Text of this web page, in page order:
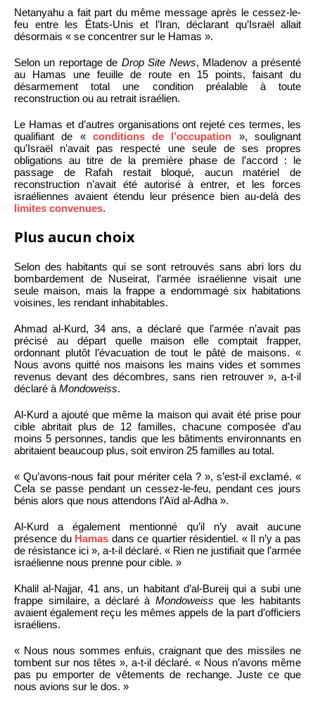
Netanyahu a fait part du même message après le cessez-le-
feu entre les États-Unis et l’Iran, déclarant qu’Israël allait
désormais « se concentrer sur le Hamas ».
Selon un reportage de Drop Site News, Mladenov a présenté
au Hamas une feuille de route en 15 points, faisant du
désarmement total une condition préalable à toute
reconstruction ou au retrait israélien.
Le Hamas et d’autres organisations ont rejeté ces termes, les
qualifiant de « conditions de l’occupation », soulignant
qu’Israël n’avait pas respecté une seule de ses propres
obligations au titre de la première phase de l’accord : le
passage de Rafah restait bloqué, aucun matériel de
reconstruction n’avait été autorisé à entrer, et les forces
israéliennes avaient étendu leur présence bien au-delà des
limites convenues.
Plus aucun choix
Selon des habitants qui se sont retrouvés sans abri lors du
bombardement de Nuseirat, l’armée israélienne visait une
seule maison, mais la frappe a endommagé six habitations
voisines, les rendant inhabitables.
Ahmad al-Kurd, 34 ans, a déclaré que l’armée n’avait pas
précisé au départ quelle maison elle comptait frapper,
ordonnant plutôt l’évacuation de tout le pâté de maisons. «
Nous avons quitté nos maisons les mains vides et sommes
revenus devant des décombres, sans rien retrouver », a-t-il
déclaré à Mondoweiss.
Al-Kurd a ajouté que même la maison qui avait été prise pour
cible abritait plus de 12 familles, chacune composée d’au
moins 5 personnes, tandis que les bâtiments environnants en
abritaient beaucoup plus, soit environ 25 familles au total.
« Qu’avons-nous fait pour mériter cela ? », s’est-il exclamé. «
Cela se passe pendant un cessez-le-feu, pendant ces jours
bénis alors que nous attendons l’Aïd al-Adha ».
Al-Kurd a également mentionné qu’il n’y avait aucune
présence du Hamas dans ce quartier résidentiel. « Il n’y a pas
de résistance ici », a-t-il déclaré. « Rien ne justifiait que l’armée
israélienne nous prenne pour cible. »
Khalil al-Najjar, 41 ans, un habitant d’al-Bureij qui a subi une
frappe similaire, a déclaré à Mondoweiss que les habitants
avaient également reçu les mêmes appels de la part d’officiers
israéliens.
« Nous nous sommes enfuis, craignant que des missiles ne
tombent sur nos têtes », a-t-il déclaré. « Nous n’avons même
pas pu emporter de vêtements de rechange. Juste ce que
nous avions sur le dos. »